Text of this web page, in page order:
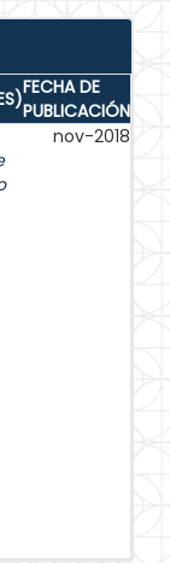
FECHA DE
PUBLICACIÓN
nov-2018